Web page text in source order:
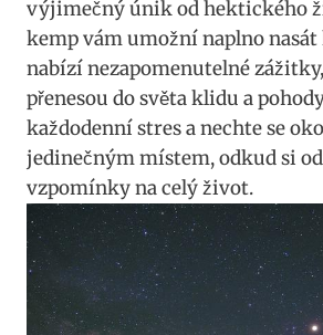
výjimečný únik od hektického
kemp vám umožní naplno
nabízí nezapomenutelné
přenesou do světa klidu a
každodenní stres a nechte se
jedinečným místem, odkud si
vzpomínky na celý život.